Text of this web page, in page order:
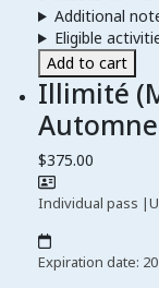
Additional
Eligible
Add to cart
Illimité
$375.00
Individual pass |
Expiration date: